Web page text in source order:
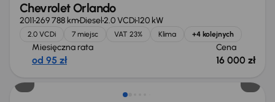
Chevrolet Orlando
2011269 788 kmDiesel2.0 VCDi120 kW
2.0 VCDi 7 miejsc VAT 23% Klima +4 kolejnych
Miesięczna rata
od 95 zł
Cena
16 000 zł
Świeżo skupione